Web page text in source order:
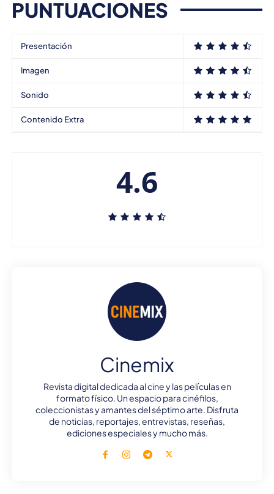
PUNTUACIONES
Presentación
Imagen
Sonido
Contenido Extra
4.6
Cinemix
Revista digital dedicada al cine y las películas en
formato físico. Un espacio para cinéfilos,
coleccionistas y amantes del séptimo arte. Disfruta
de noticias, reportajes, entrevistas, reseñas,
ediciones especiales y mucho más.